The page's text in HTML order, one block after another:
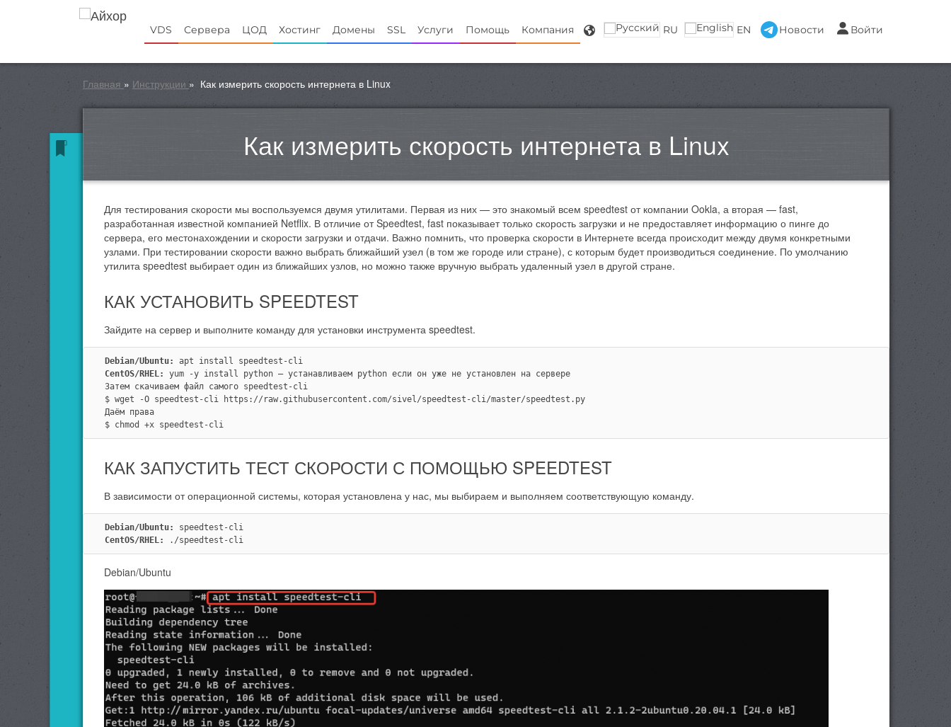
VDS Сервера ЦОД Хостинг Домены SSL Услуги Помощь Компания RU EN Новости Войти
Главная » Инструкции » Как измерить скорость интернета в Linux
Как измерить скорость интернета в Linux
Для тестирования скорости мы воспользуемся двумя утилитами. Первая из них — это знакомый всем speedtest от компании Ookla, а вторая — fast,
разработанная известной компанией Netflix. В отличие от Speedtest, fast показывает только скорость загрузки и не предоставляет информацию о пинге до
сервера, его местонахождении и скорости загрузки и отдачи. Важно помнить, что проверка скорости в Интернете всегда происходит между двумя конкретными
узлами. При тестировании скорости важно выбрать ближайший узел (в том же городе или стране), с которым будет производиться соединение. По умолчанию
утилита speedtest выбирает один из ближайших узлов, но можно также вручную выбрать удаленный узел в другой стране.
КАК УСТАНОВИТЬ SPEEDTEST
Зайдите на сервер и выполните команду для установки инструмента speedtest.
Debian/Ubuntu:
apt install speedtest-cli
CentOS/RHEL:
yum -y install python — устанавливаем python если он уже не установлен на сервере
Затем скачиваем файл самого speedtest-cli
$ wget -O speedtest-cli https://raw.githubusercontent.com/sivel/speedtest-cli/master/speedtest.py
Даём права
$ chmod +x speedtest-cli
КАК ЗАПУСТИТЬ ТЕСТ СКОРОСТИ С ПОМОЩЬЮ SPEEDTEST
В зависимости от операционной системы, которая установлена у нас, мы выбираем и выполняем соответствующую команду.
Debian/Ubuntu:
speedtest-cli
CentOS/RHEL:
./speedtest-cli
Debian/Ubuntu